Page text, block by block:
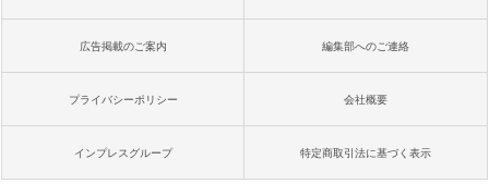
広告掲載のご案内 編集部へのご連絡
プライバシーポリシー 会社概要
インプレスグループ 特定商取引法に基づく表示